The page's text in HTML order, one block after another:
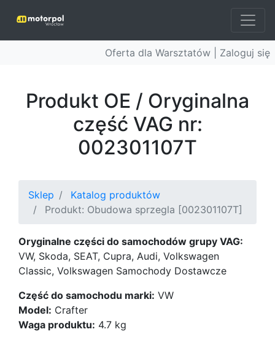
Oferta dla Warsztatów | Zaloguj się
Produkt OE / Oryginalna
część VAG nr:
002301107T
Sklep
Katalog produktów
Produkt: Obudowa sprzegla [002301107T]
Oryginalne części do samochodów grupy VAG:
VW, Skoda, SEAT, Cupra, Audi, Volkswagen
Classic, Volkswagen Samochody Dostawcze
Część do samochodu marki: VW
Model: Crafter
Waga produktu: 4.7 kg